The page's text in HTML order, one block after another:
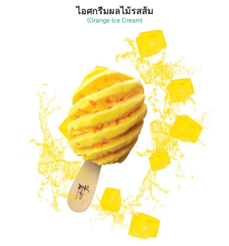
ไอศกรีมผลไม้รสส้ม
(Orange Ice Cream)